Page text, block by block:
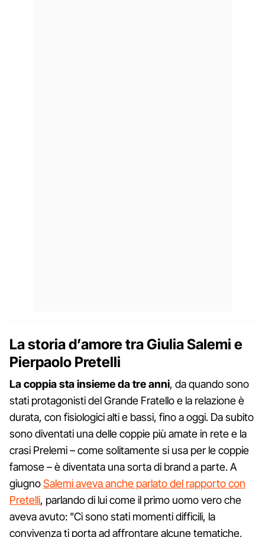
La storia d’amore tra Giulia Salemi e
Pierpaolo Pretelli
La coppia sta insieme da tre anni, da quando sono
stati protagonisti del Grande Fratello e la relazione è
durata, con fisiologici alti e bassi, fino a oggi. Da subito
sono diventati una delle coppie più amate in rete e la
crasi Prelemi – come solitamente si usa per le coppie
famose – è diventata una sorta di brand a parte. A
giugnoSalemi aveva anche parlato del rapporto con
Pretelli, parlando di lui come il primo uomo vero che
aveva avuto: "Ci sono stati momenti difficili, la
convivenza ti porta ad affrontare alcune tematiche,